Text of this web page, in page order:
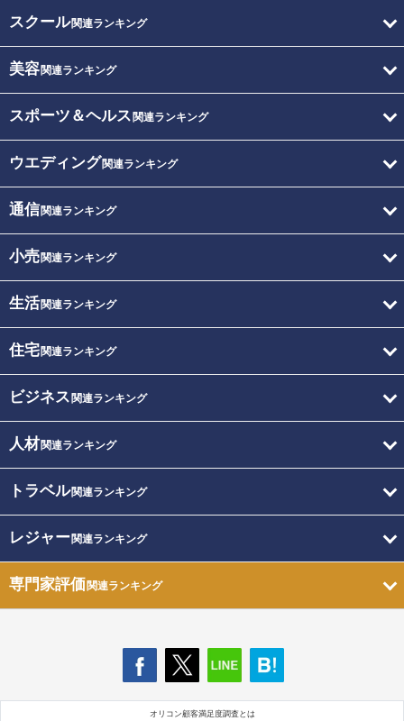
スクール関連ランキング
美容関連ランキング
スポーツ＆ヘルス 関連ランキング
ウエディング関連ランキング
通信関連ランキング
小売関連ランキング
生活関連ランキング
住宅関連ランキング
ビジネス 関連ランキング
人材関連ランキング
トラベル関連ランキング
レジャー関連ランキング
専門家評価関連ランキング
オリコン顧客満足度調査とは